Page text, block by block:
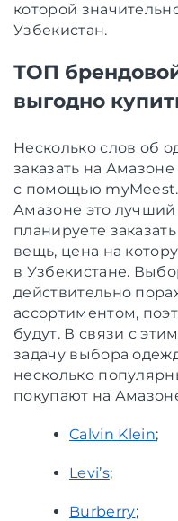
которой
Узбекистан.
ТОП
выгодно
Несколько слов об
заказать на
с помощью
Амазоне это
планируете
вещь, цена на
в Узбекистане.
действительно
ассортиментом,
будут. В связи с
задачу выбора
несколько
покупают на
Calvin Klein;
Levi’s;
Burberry;